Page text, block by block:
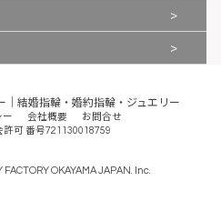
>
>
｜結婚指輪・婚約指輪・ジュエリー
ー 会社概要
お問合せ
許可 番号721130018759
FACTORY OKAYAMA JAPAN. Inc.